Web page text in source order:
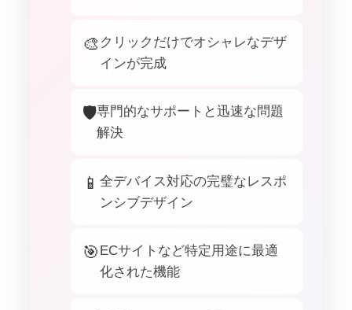
🎨 クリックだけでオシャレなデザ
インが完成
🛡️専門的なサポートと迅速な問題
解決
📱 全デバイス対応の完璧なレスポ
ンシブデザイン
🎯 ECサイトなど特定用途に最適
化された機能